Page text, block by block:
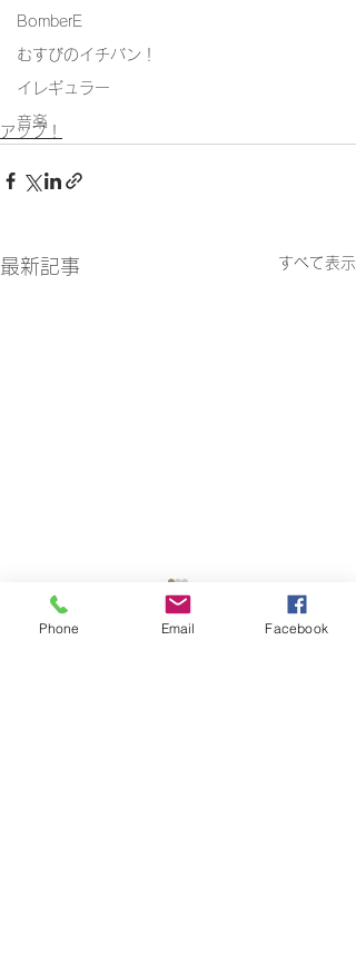
BomberE
むすびのイチバン！
イレギュラー
音楽
アップ！
最新記事 すべて表示
Phone Email Facebook